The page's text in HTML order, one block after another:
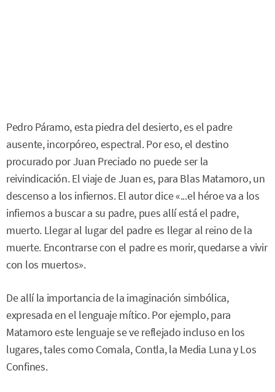
Pedro Páramo, esta piedra del desierto, es el padre
ausente, incorpóreo, espectral. Por eso, el destino
procurado por Juan Preciado no puede ser la
reivindicación. El viaje de Juan es, para Blas Matamoro, un
descenso a los infiernos. El autor dice «...el héroe va a los
infiernos a buscar a su padre, pues allí está el padre,
muerto. Llegar al lugar del padre es llegar al reino de la
muerte. Encontrarse con el padre es morir, quedarse a vivir
con los muertos».
De allí la importancia de la imaginación simbólica,
expresada en el lenguaje mítico. Por ejemplo, para
Matamoro este lenguaje se ve reflejado incluso en los
lugares, tales como Comala, Contla, la Media Luna y Los
Confines.